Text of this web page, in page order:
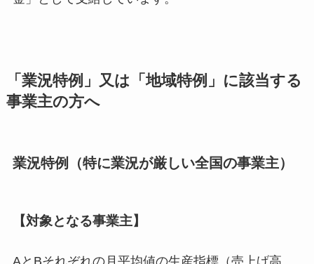
「業況特例」又は「地域特例」に該当する
事業主の方へ
業況特例（特に業況が厳しい全国の事業主）
【対象となる事業主】